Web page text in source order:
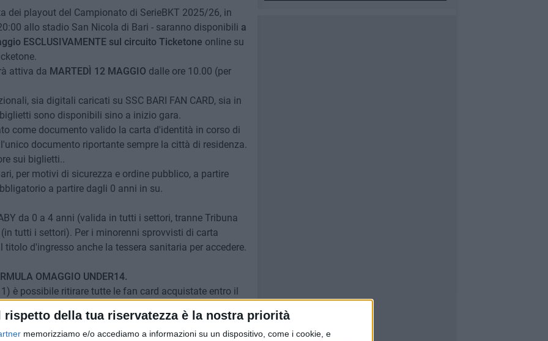
rispetto della tua riservatezza è la nostra priorità
memorizziamo e/o accediamo a informazioni su un dispositivo, come i cookie, e
dei playout del Campionato di SerieBKT 2025/26, in
allo stadio San Nicola di Bari - saranno disponibili a
ESCLUSIVAMENTE sul circuito Ticketone online su
attiva da MARTEDÌ 12 MAGGIO dalle ore 10.00 (per
sia digitali caricati su SSC BARI FAN CARD, sia in
sono disponibili sino a inizio gara.
come documento valido la carta d'identità in corso di
documento riportante sempre la città di residenza.
sui biglietti..
per motivi di sicurezza e ordine pubblico, a partire
a partire dagli 0 anni in su.
da 0 a 4 anni (valida in tutti i settori, tranne Tribuna
tutti i settori). Per i minorenni sprovvisti di carta
d'ingresso anche la tessera sanitaria per accedere.
OMAGGIO UNDER14.
è possibile ritirare tutte le fan card acquistate entro il
sul luogo dell'evento.